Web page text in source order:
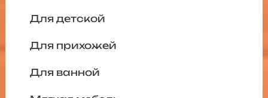
Для детской
Для прихожей
Для ванной